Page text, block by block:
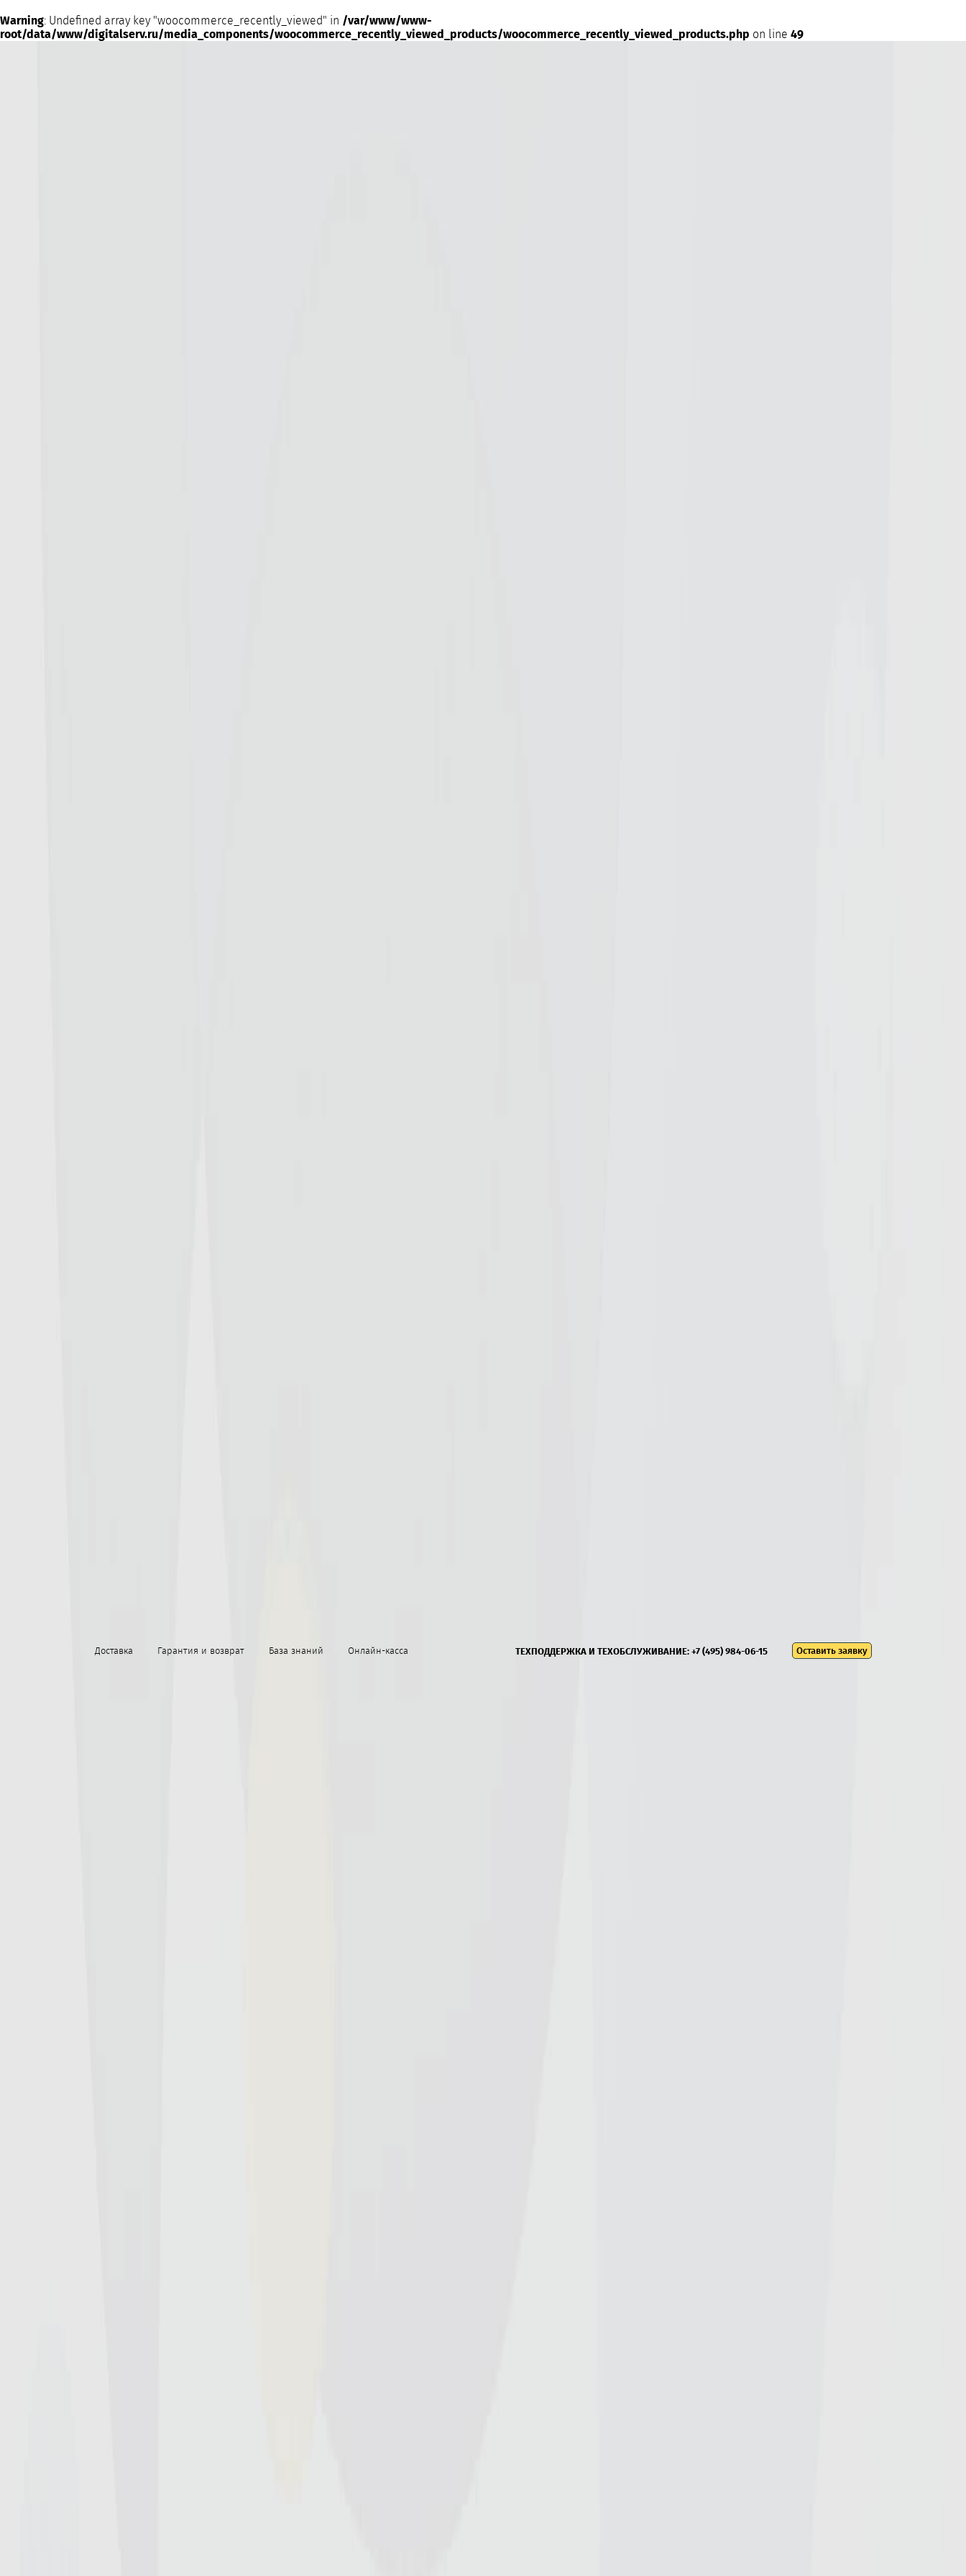
Warning: Undefined array key "woocommerce_recently_viewed" in /var/www/www-
root/data/www/digitalserv.ru/media_components/woocommerce_recently_viewed_products/woocommerce_recently_viewed_products.php on line 49
Доставка Гарантия и возврат База знаний Онлайн-касса ТЕХПОДДЕРЖКА И ТЕХОБСЛУЖИВАНИЕ: +7 (495) 984-06-15 Оставить заявку